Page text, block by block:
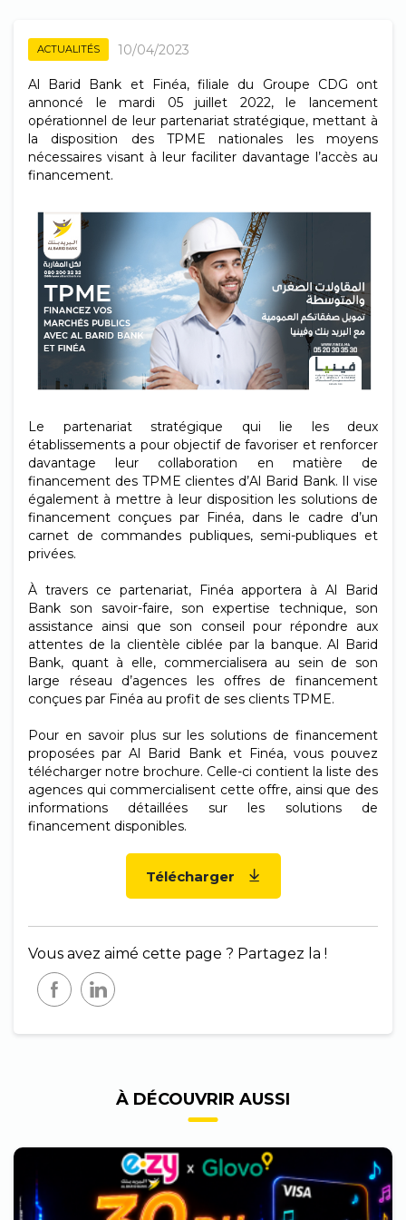
ACTUALITÉS 10/04/2023
Al Barid Bank et Finéa, filiale du Groupe CDG ont
annoncé le mardi 05 juillet 2022, le lancement
opérationnel de leur partenariat stratégique, mettant à
la disposition des TPME nationales les moyens
nécessaires visant à leur faciliter davantage l’accès au
financement.
Le partenariat stratégique qui lie les deux
établissements a pour objectif de favoriser et renforcer
davantage leur collaboration en matière de
financement des TPME clientes d’Al Barid Bank. Il vise
également à mettre à leur disposition les solutions de
financement conçues par Finéa, dans le cadre d’un
carnet de commandes publiques, semi-publiques et
privées.
À travers ce partenariat, Finéa apportera à Al Barid
Bank son savoir-faire, son expertise technique, son
assistance ainsi que son conseil pour répondre aux
attentes de la clientèle ciblée par la banque. Al Barid
Bank, quant à elle, commercialisera au sein de son
large réseau d’agences les offres de financement
conçues par Finéa au profit de ses clients TPME.
Pour en savoir plus sur les solutions de financement
proposées par Al Barid Bank et Finéa, vous pouvez
télécharger notre brochure. Celle-ci contient la liste des
agences qui commercialisent cette offre, ainsi que des
informations détaillées sur les solutions de
financement disponibles.
Télécharger
Vous avez aimé cette page ? Partagez la !
À DÉCOUVRIR AUSSI